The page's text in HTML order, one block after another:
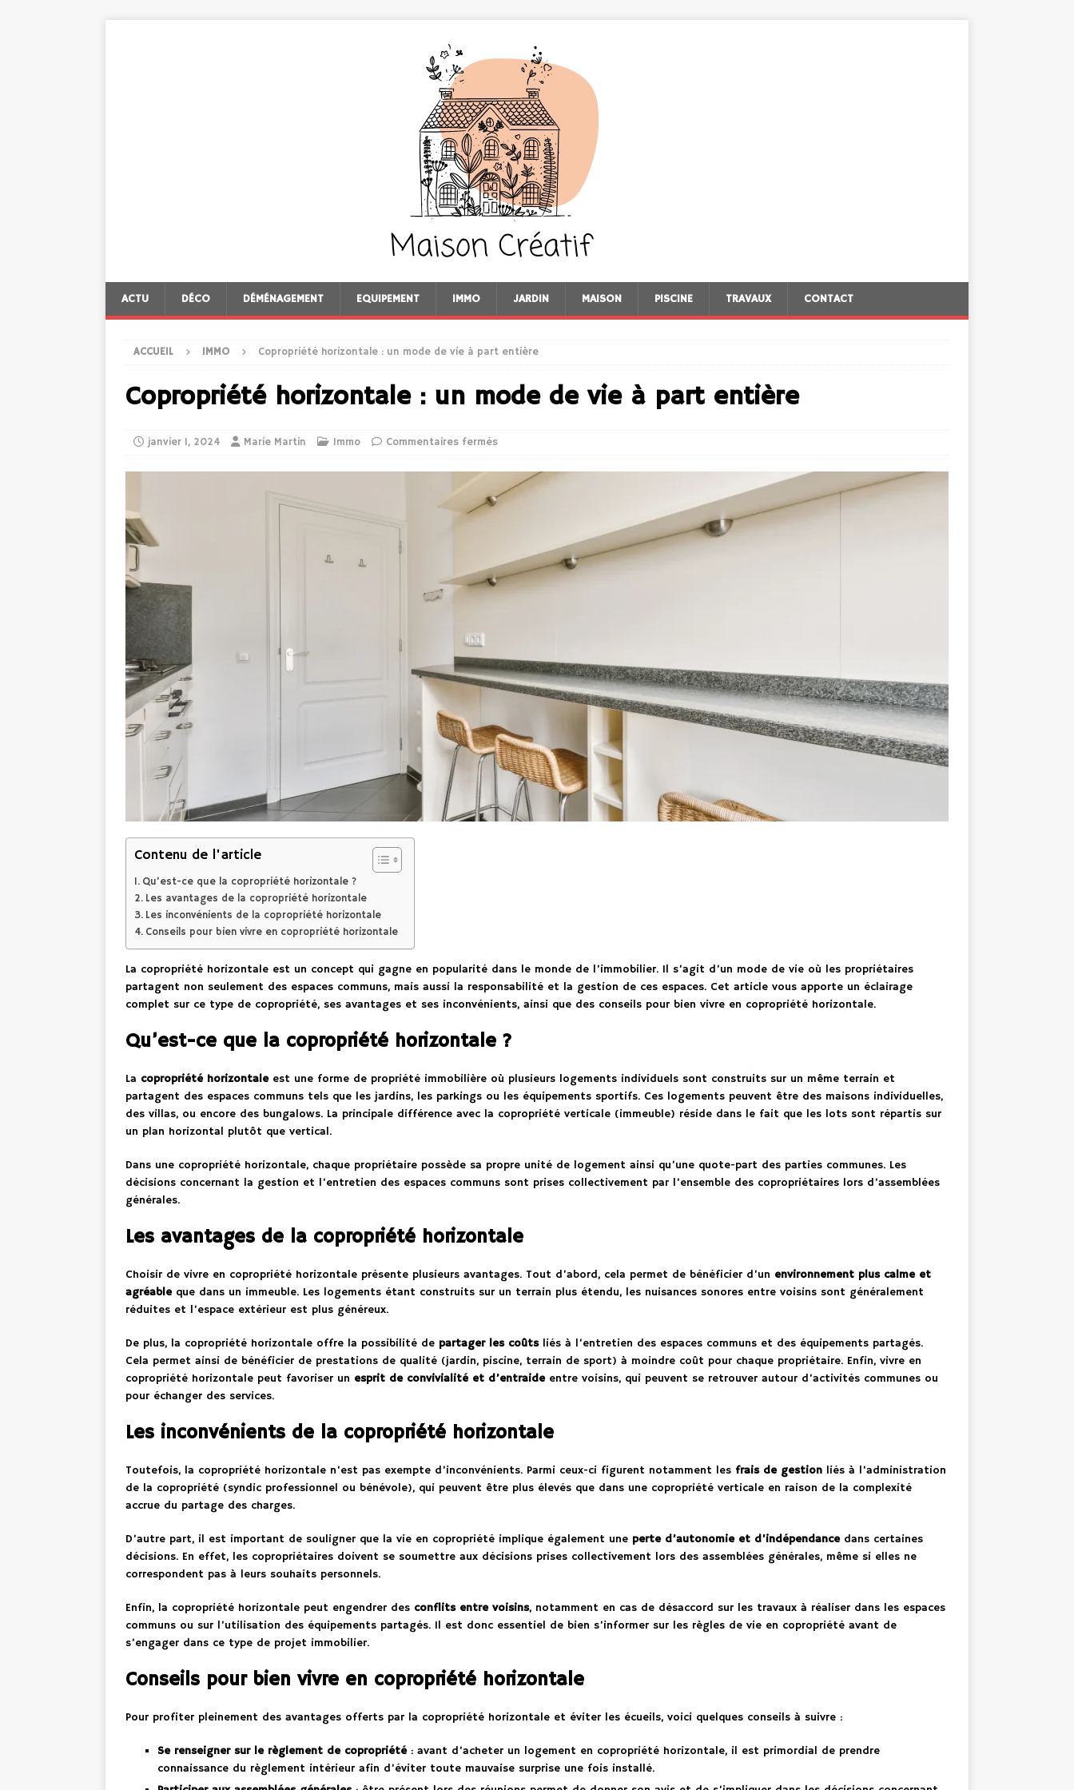
ACTU DÉCO DÉMÉNAGEMENT EQUIPEMENT IMMO JARDIN MAISON PISCINE TRAVAUX CONTACT
ACCUEIL IMMO Copropriété horizontale : un mode de vie à part entière
Copropriété horizontale : un mode de vie à part entière
janvier 1, 2024 Marie Martin Immo Commentaires fermés
Contenu de l'article
Qu’est-ce que la copropriété horizontale ?
Les avantages de la copropriété horizontale
Les inconvénients de la copropriété horizontale
Conseils pour bien vivre en copropriété horizontale
La copropriété horizontale est un concept qui gagne en popularité dans le monde de l’immobilier. Il s’agit d’un mode de vie où les propriétaires
partagent non seulement des espaces communs, mais aussi la responsabilité et la gestion de ces espaces. Cet article vous apporte un éclairage
complet sur ce type de copropriété, ses avantages et ses inconvénients, ainsi que des conseils pour bien vivre en copropriété horizontale.
Qu’est-ce que la copropriété horizontale ?
La copropriété horizontaleest une forme de propriété immobilière où plusieurs logements individuels sont construits sur un même terrain et
partagent des espaces communs tels que les jardins, les parkings ou les équipements sportifs. Ces logements peuvent être des maisons individuelles,
des villas, ou encore des bungalows. La principale différence avec la copropriété verticale (immeuble) réside dans le fait que les lots sont répartis sur
un plan horizontal plutôt que vertical.
Dans une copropriété horizontale, chaque propriétaire possède sa propre unité de logement ainsi qu’une quote-part des parties communes. Les
décisions concernant la gestion et l’entretien des espaces communs sont prises collectivement par l’ensemble des copropriétaires lors d’assemblées
générales.
Les avantages de la copropriété horizontale
Choisir de vivre en copropriété horizontale présente plusieurs avantages. Tout d’abord, cela permet de bénéficier d’un environnement plus calme et
agréableque dans un immeuble. Les logements étant construits sur un terrain plus étendu, les nuisances sonores entre voisins sont généralement
réduites et l’espace extérieur est plus généreux.
De plus, la copropriété horizontale offre la possibilité de partager les coûtsliés à l’entretien des espaces communs et des équipements partagés.
Cela permet ainsi de bénéficier de prestations de qualité (jardin, piscine, terrain de sport) à moindre coût pour chaque propriétaire. Enfin, vivre en
copropriété horizontale peut favoriser un esprit de convivialité et d’entraideentre voisins, qui peuvent se retrouver autour d’activités communes ou
pour échanger des services.
Les inconvénients de la copropriété horizontale
Toutefois, la copropriété horizontale n’est pas exempte d’inconvénients. Parmi ceux-ci figurent notamment les frais de gestion liés à l’administration
de la copropriété (syndic professionnel ou bénévole), qui peuvent être plus élevés que dans une copropriété verticale en raison de la complexité
accrue du partage des charges.
D’autre part, il est important de souligner que la vie en copropriété implique également une perte d’autonomie et d’indépendancedans certaines
décisions. En effet, les copropriétaires doivent se soumettre aux décisions prises collectivement lors des assemblées générales, même si elles ne
correspondent pas à leurs souhaits personnels.
Enfin, la copropriété horizontale peut engendrer des conflits entre voisins, notamment en cas de désaccord sur les travaux à réaliser dans les espaces
communs ou sur l’utilisation des équipements partagés. Il est donc essentiel de bien s’informer sur les règles de vie en copropriété avant de
s’engager dans ce type de projet immobilier.
Conseils pour bien vivre en copropriété horizontale
Pour profiter pleinement des avantages offerts par la copropriété horizontale et éviter les écueils, voici quelques conseils à suivre :
Se renseigner sur le règlement de copropriété: avant d’acheter un logement en copropriété horizontale, il est primordial de prendre
connaissance du règlement intérieur afin d’éviter toute mauvaise surprise une fois installé.